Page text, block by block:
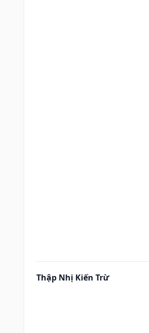
Thập Nhị Kiến Trừ